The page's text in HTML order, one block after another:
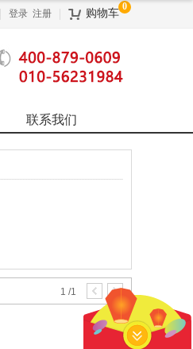
登录 注册 
0
购物车
联系我们
1 /1